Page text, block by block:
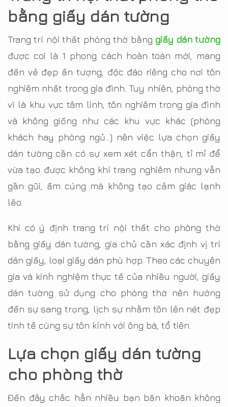
bằng giấy dán tường
Trang trí nội thất phòng thờ bằng giấy dán tường
được coi là 1 phong cách hoàn toàn mới, mang
đến vẻ đẹp ấn tượng, độc đáo riêng cho nơi tôn
nghiêm nhất trong gia đình. Tuy nhiên, phòng thờ
vì là khu vực tâm linh, tôn nghiêm trong gia đình
và không giống như các khu vực khác (phòng
khách hay phòng ngủ…) nên việc lựa chọn giấy
dán tường cần có sự xem xét cẩn thận, tỉ mỉ để
vừa tạo được không khí trang nghiêm nhưng vẫn
gần gũi, ấm cúng mà không tạo cảm giác lạnh
lẽo.
Khi có ý định trang trí nội thất cho phòng thờ
bằng giấy dán tường, gia chủ cần xác định vị trí
dán giấy, loại giấy dán phù hợp. Theo các chuyên
gia và kinh nghiệm thực tế của nhiều người, giấy
dán tường sử dụng cho phòng thờ nên hướng
đến sự sang trọng, lịch sự nhằm tôn lên nét đẹp
tinh tế cùng sự tôn kính với ông bà, tổ tiên.
Lựa chọn giấy dán tường
cho phòng thờ
Đến đây chắc hẳn nhiều bạn băn khoăn không